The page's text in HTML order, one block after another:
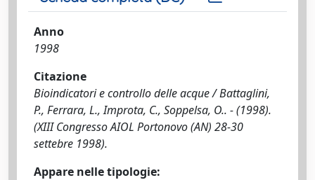
Anno
1998
Citazione
Bioindicatori e controllo delle acque / Battaglini,
P., Ferrara, L., Improta, C., Soppelsa, O.. - (1998).
(XIII Congresso AIOL Portonovo (AN) 28-30
settebre 1998).
Appare nelle tipologie: